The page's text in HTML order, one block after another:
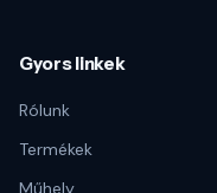
Gyors linkek
Rólunk
Termékek
Műhely